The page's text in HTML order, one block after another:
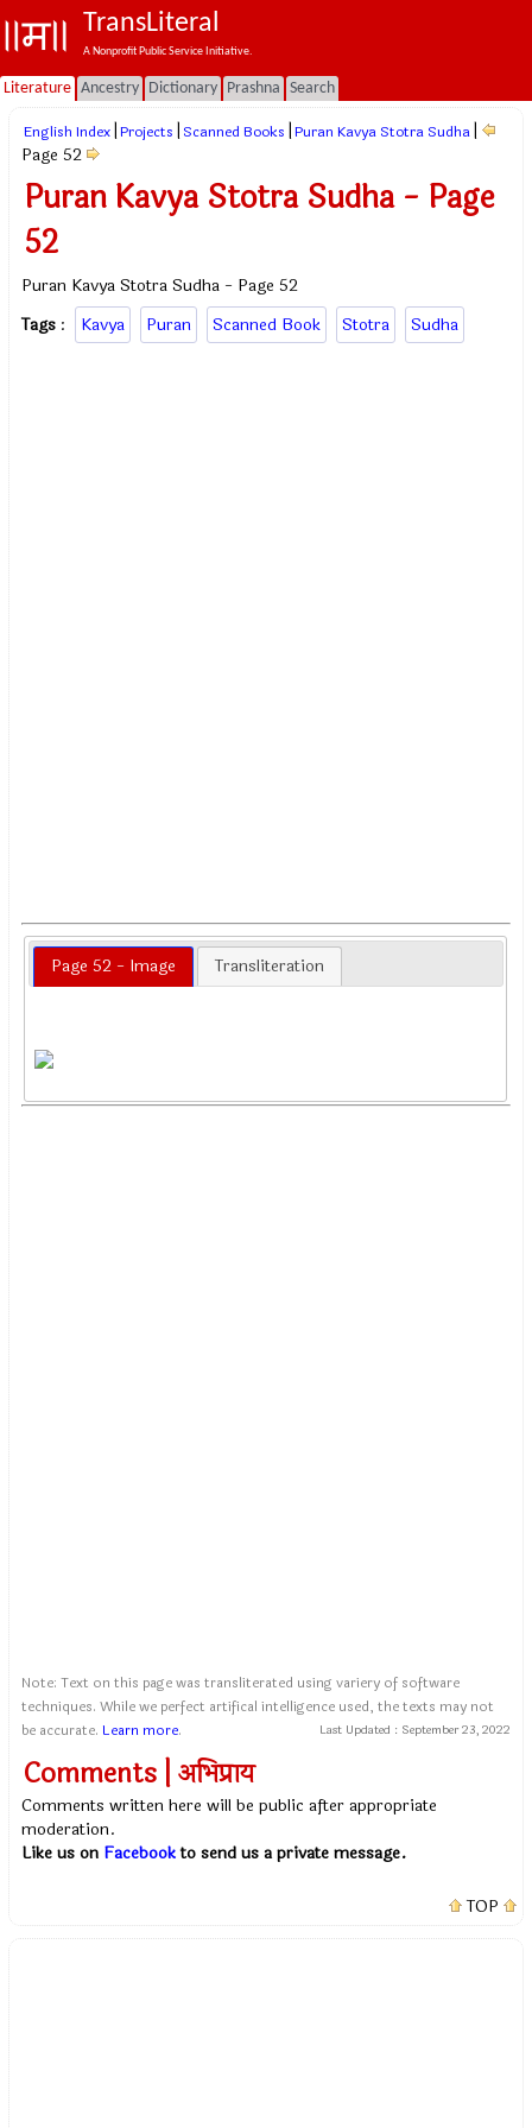
TransLiteral
A Nonprofit Public Service Initiative.
Literature Ancestry Dictionary Prashna Search
English Index Projects Scanned Books Puran Kavya Stotra Sudha
Page 52
Puran Kavya Stotra Sudha - Page
52
Puran Kavya Stotra Sudha - Page 52
Tags : Kavya Puran Scanned Book Stotra Sudha
Page 52 - Image Transliteration
Note: Text on this page was transliterated using variery of software
techniques. While we perfect artifical intelligence used, the texts may not
be accurate. Learn more. Last Updated : September 23, 2022
Comments | अभिप्राय
Comments written here will be public after appropriate
moderation.
Like us on Facebookto send us a private message.
TOP